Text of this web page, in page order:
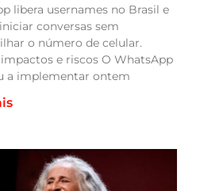
libera usernames no Brasil e
conversas sem
o número de celular.
e riscos O WhatsApp
a implementar ontem